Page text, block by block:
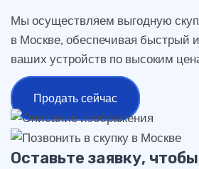
Мы осуществляем выгодную
в Москве, обеспечивая быстрый
ваших устройств по высоким
Продать сейчас
Оставьте заявку, чтобы